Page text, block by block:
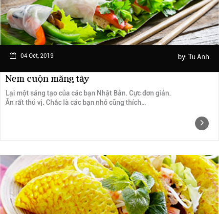
04 Oct, 2019 by: Tu Anh
Nem cuộn măng tây
Lại một sáng tạo của các bạn Nhật Bản. Cực đơn giản.
Ăn rất thú vị. Chắc là các bạn nhỏ cũng thích…